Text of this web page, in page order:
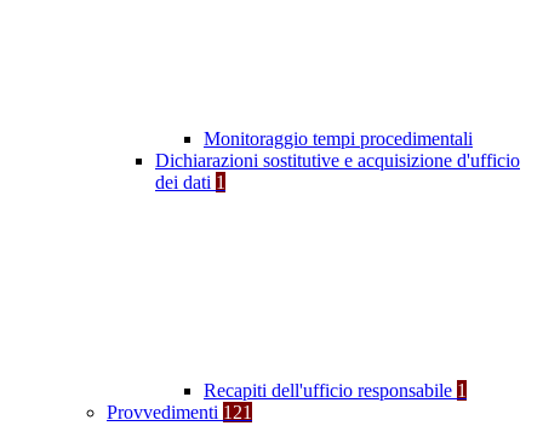
Monitoraggio tempi procedimentali
Dichiarazioni sostitutive e acquisizione d'ufficio
dei dati 1
Recapiti dell'ufficio responsabile 1
Provvedimenti 121